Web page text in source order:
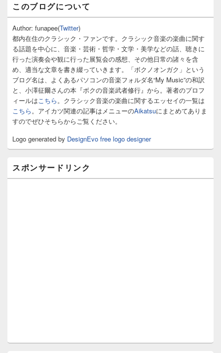
ン
サ
イ
バ
ー
ウ
ィ
ト
ア
このブログについて
Author: funapee(Twitter)
都内在住のクラシック・ファンです。クラシック音楽の楽曲に関す
る話題を中心に、音楽・芸術・哲学・文学・美学などの話、聴きに
行った演奏会や観に行った展覧会の感想、その他日常の諸々を含
め、適当な文章を書き綴っていきます。「ボクノオンガク」という
ブログ名は、よくあるパソコンの音楽フォルダ名“My Music”の和訳
と、小澤征爾さんの本『ボクの音楽武者修行』から。著者のプロフ
ィールはこちら。クラシック音楽の楽曲に関するエッセイの一覧は
こちら。アイカツ関連の記事はメニューのAikatsuにまとめてありま
すのでぜひそちらからご覧ください。
Logo generated by DesignEvo free logo designer
スポンサードリンク